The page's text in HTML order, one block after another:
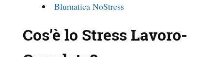
Blumatica NoStress
Cos’è lo Stress Lavoro-